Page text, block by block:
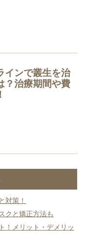
ンプラント
矯正治療
インで叢生を治
？治療期間や費
対策！
クと矯正方法も
！メリット・デメリッ